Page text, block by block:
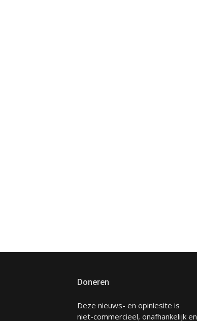
Doneren
Deze nieuws- en opiniesite is
niet-commercieel, onafhankelijk en